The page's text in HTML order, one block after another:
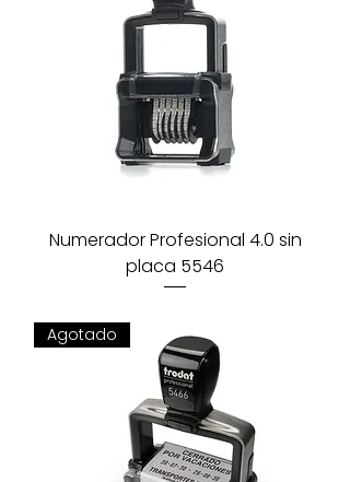
Numerador Profesional 4.0 sin
placa 5546
Agotado